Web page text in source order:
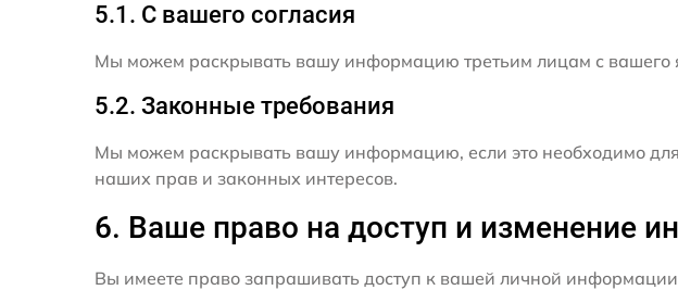
5.1. С вашего согласия
Мы можем раскрывать вашу информацию третьим лицам с вашего
5.2. Законные требования
Мы можем раскрывать вашу информацию, если это необходимо
наших прав и законных интересов.
6. Ваше право на доступ и изменение
Вы имеете право запрашивать доступ к вашей личной